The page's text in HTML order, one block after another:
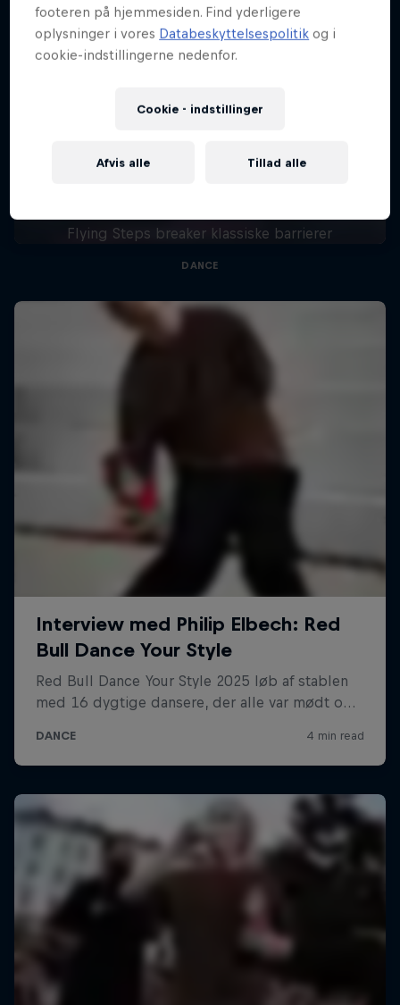
Flying Steps breaker klassiske barrierer
DANCE
footeren på hjemmesiden. Find yderligere
oplysninger i vores Databeskyttelsespolitik og i
cookie-indstillingerne nedenfor.
Cookie - indstillinger
Afvis alle Tillad alle